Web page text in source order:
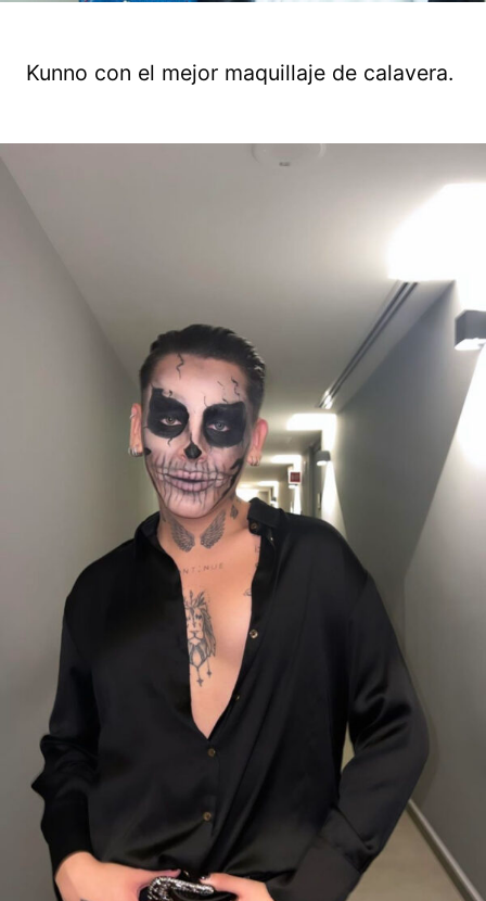
Kunno con el mejor maquillaje de calavera.